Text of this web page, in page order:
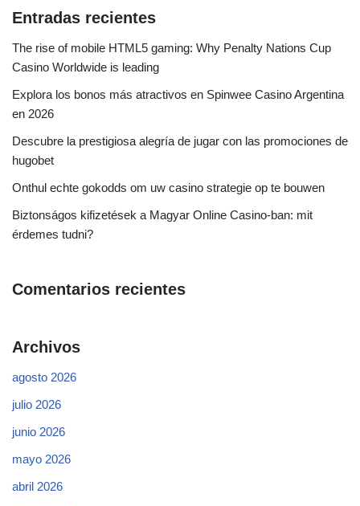
Entradas recientes
The rise of mobile HTML5 gaming: Why Penalty Nations Cup
Casino Worldwide is leading
Explora los bonos más atractivos en Spinwee Casino Argentina
en 2026
Descubre la prestigiosa alegría de jugar con las promociones de
hugobet
Onthul echte gokodds om uw casino strategie op te bouwen
Biztonságos kifizetések a Magyar Online Casino-ban: mit
érdemes tudni?
Comentarios recientes
Archivos
agosto 2026
julio 2026
junio 2026
mayo 2026
abril 2026